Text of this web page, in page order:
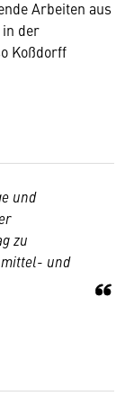
Arbeiten aus
der
Koßdorff
und
zu
und